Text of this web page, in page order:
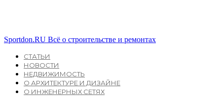
Sportdon.RU Всё о строительстве и ремонтах
СТАТЬИ
НОВОСТИ
НЕДВИЖИМОСТЬ
О АРХИТЕКТУРЕ И ДИЗАЙНЕ
О ИНЖЕНЕРНЫХ СЕТЯХ